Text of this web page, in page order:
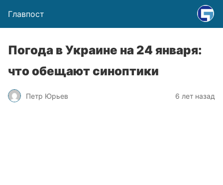
Главпост
Погода в Украине на 24 января:
что обещают синоптики
Петр Юрьев 6 лет назад